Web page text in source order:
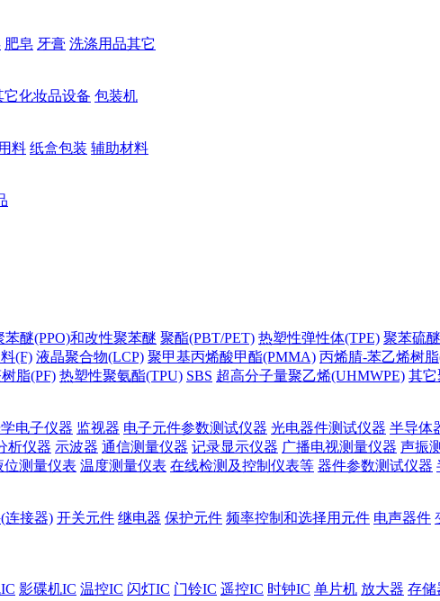
肥皂 牙膏 洗涤用品其它
它化妆品设备 包装机
料 纸盒包装 辅助材料
苯醚(PPO)和改性聚苯醚 聚酯(PBT/PET) 热塑性弹性体(TPE) 聚苯硫
(F) 液晶聚合物(LCP) 聚甲基丙烯酸甲酯(PMMA) 丙烯腈-苯乙烯树
脂(PF) 热塑性聚氨酯(TPU) SBS 超高分子量聚乙烯(UHMWPE) 其它
电子仪器 监视器 电子元件参数测试仪器 光电器件测试仪器 半导体
析仪器 示波器 通信测量仪器 记录显示仪器 广播电视测量仪器 声振
位测量仪表 温度测量仪表 在线检测及控制仪表等 器件参数测试仪器
连接器) 开关元件 继电器 保护元件 频率控制和选择用元件 电声器件
影碟机IC 温控IC 闪灯IC 门铃IC 遥控IC 时钟IC 单片机 放大器 存储